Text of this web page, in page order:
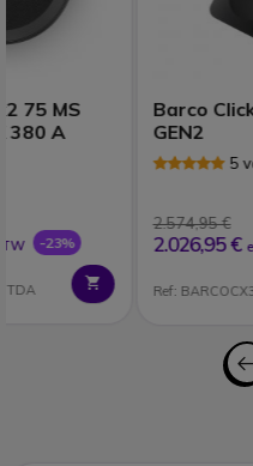
Barco ClickShare CX-30
GEN2
5 van 1 Reviews
2.026,95 € ex. BTW -21%
Ref: BARCOCX30G2